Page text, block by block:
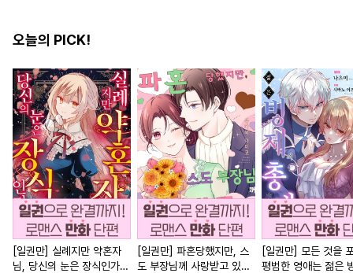
오늘의 PICK!
[일권만] 실례지만 약혼자
님, 당신의 눈은 장식인가
[일권만] 파혼당했지만, 스
도 부장님께 사랑받고 있습
[일권만] 모든 것을
평범한 영애는 젊은